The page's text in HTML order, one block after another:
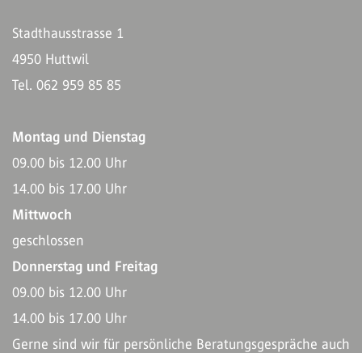
Stadthausstrasse 1
4950 Huttwil
Tel. 062 959 85 85
Montag und Dienstag
09.00 bis 12.00 Uhr
14.00 bis 17.00 Uhr
Mittwoch
geschlossen
Donnerstag und Freitag
09.00 bis 12.00 Uhr
14.00 bis 17.00 Uhr
Gerne sind wir für persönliche Beratungsgespräche auch